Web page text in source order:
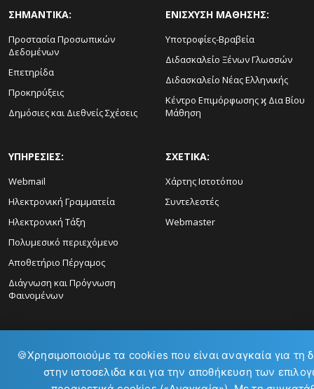
ΣΗΜΑΝΤΙΚΑ:
Προστασία Προσωπικών
Δεδομένων
Επετηρίδα
Προκηρύξεις
Δημόσιες και Διεθνείς Σχέσεις
ΕΝΙΣΧΥΣΗ ΜΑΘΗΣΗΣ:
Υποτροφίες-Βραβεία
Διδασκαλείο Ξένων Γλωσσών
Διδασκαλείο Νέας Ελληνικής
Κέντρο Επιμόρφωσης ϗ Δια Βίου
Μάθηση
ΥΠΗΡΕΣΙΕΣ:
Webmail
Ηλεκτρονική Γραμματεία
Ηλεκτρονική Τάξη
Πολυμεσικό περιεχόμενο
Αποθετήριο Πέργαμος
Διάγνωση και Πρόγνωση
Φαινομένων
ΣΧΕΤΙΚΑ:
Χάρτης Ιστοτόπου
Συντελεστές
Webmaster
🍪Χρησιμοποιούμε τα cookies που είναι αναγκαία για τη
στην ιστοσελιδα και για την αποθήκευση των